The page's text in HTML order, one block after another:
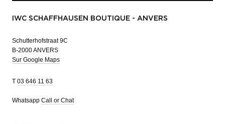
IWC SCHAFFHAUSEN BOUTIQUE - ANVERS
Schutterhofstraat 9C
B-2000 ANVERS
Sur Google Maps
T 03 646 11 63
Whatsapp Call or Chat